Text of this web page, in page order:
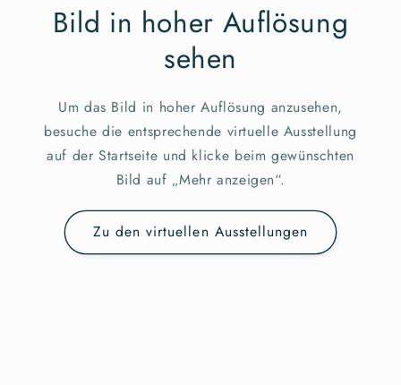
Bild in hoher Auflösung
sehen
Um das Bild in hoher Auflösung anzusehen,
besuche die entsprechende virtuelle Ausstellung
auf der Startseite und klicke beim gewünschten
Bild auf „Mehr anzeigen“.
Zu den virtuellen Ausstellungen